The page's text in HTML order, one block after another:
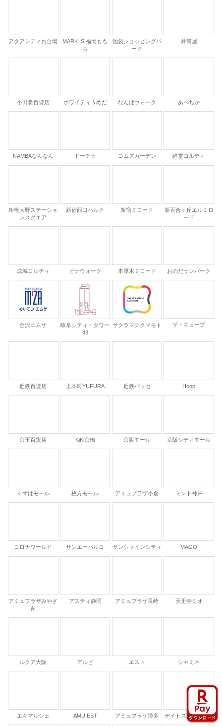
アクアシティお台場
MARK IS 福岡もも
ち
池袋ショッピングパ
ーク
井筒屋
小田急百貨店 ホワイティうめだ なんばウォーク あべちか
NAMBAなんなん ドーチカ コムズガーデン 経堂コルティ
相模大野ステーショ
ンスクエア
新宿西口ハルク 新宿ミロード
新百合ヶ丘エルミロ
ード
成城コルティ ビナウォーク 本厚木ミロード おのだサンパーク
金沢エムザ
岐阜シティ・タワー
43
サクラマチクマモト ザ・キューブ
近鉄百貨店 上本町YUFURA 近鉄パッセ Hoop
京王百貨店 KiKi京橋 京阪モール 京阪シティモール
くずはモール 枚方モール アミュプラザ小倉 ミント神戸
コロナワールド サンエーパルコ サンシャインシティ MAGO
アミュプラザみやざ
き
アスティ静岡 アミュプラザ長崎 天王寺ミオ
ルクア大阪 アルビ エスト シャミネ
エキマルシェ AMU EST アミュプラザ博多 デイトスアネックス